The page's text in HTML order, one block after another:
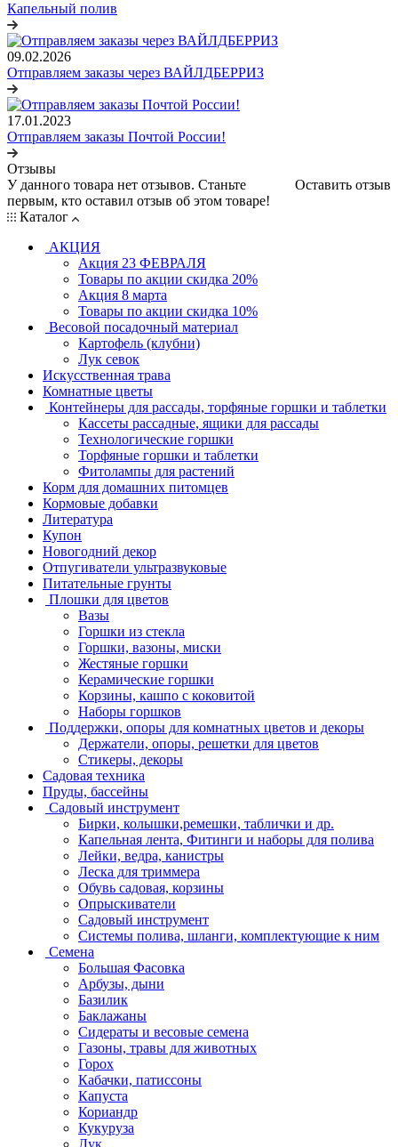
Капельный полив
09.02.2026
Отправляем заказы через ВАЙЛДБЕРРИЗ
17.01.2023
Отправляем заказы Почтой России!
Отзывы
Оставить отзыв
У данного товара нет отзывов. Станьте
первым, кто оставил отзыв об этом товаре!
Каталог
АКЦИЯ
Акция 23 ФЕВРАЛЯ
Товары по акции скидка 20%
Акция 8 марта
Товары по акции скидка 10%
Весовой посадочный материал
Картофель (клубни)
Лук севок
Искусственная трава
Комнатные цветы
Контейнеры для рассады, торфяные горшки и таблетки
Кассеты рассадные, ящики для рассады
Технологические горшки
Торфяные горшки и таблетки
Фитолампы для растений
Корм для домашних питомцев
Кормовые добавки
Литература
Купон
Новогодний декор
Отпугиватели ультразвуковые
Питательные грунты
Плошки для цветов
Вазы
Горшки из стекла
Горшки, вазоны, миски
Жестяные горшки
Керамические горшки
Корзины, кашпо с коковитой
Наборы горшков
Поддержки, опоры для комнатных цветов и декоры
Держатели, опоры, решетки для цветов
Стикеры, декоры
Садовая техника
Пруды, бассейны
Садовый инструмент
Бирки, колышки,ремешки, таблички и др.
Капельная лента, Фитинги и наборы для полива
Лейки, ведра, канистры
Леска для триммера
Обувь садовая, корзины
Опрыскиватели
Садовый инструмент
Системы полива, шланги, комплектующие к ним
Семена
Большая Фасовка
Арбузы, дыни
Базилик
Баклажаны
Сидераты и весовые семена
Газоны, травы для животных
Горох
Кабачки, патиссоны
Капуста
Кориандр
Кукуруза
Лук